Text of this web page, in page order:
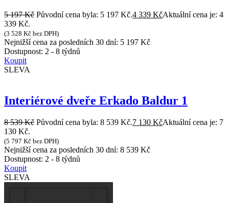
5 197Kč Původní cena byla: 5 197 Kč.4 339 KčAktuální cena je: 4
339 Kč.
(3 528 Kč bez DPH)
Nejnižší cena za posledních 30 dní: 5 197 Kč
Dostupnost: 2 - 8 týdnů
Koupit
SLEVA
Interiérové dveře Erkado Baldur 1
8 539Kč Původní cena byla: 8 539 Kč.7 130 KčAktuální cena je: 7
130 Kč.
(5 797 Kč bez DPH)
Nejnižší cena za posledních 30 dní: 8 539 Kč
Dostupnost: 2 - 8 týdnů
Koupit
SLEVA